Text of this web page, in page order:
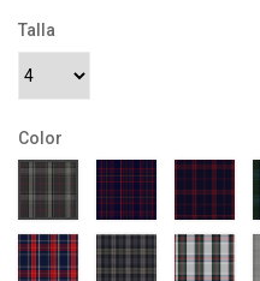
Talla
Color
012700-
9002
9001 9027
012700-
012700-
012700-